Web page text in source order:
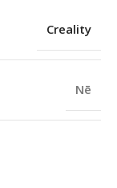
Creality
Nē